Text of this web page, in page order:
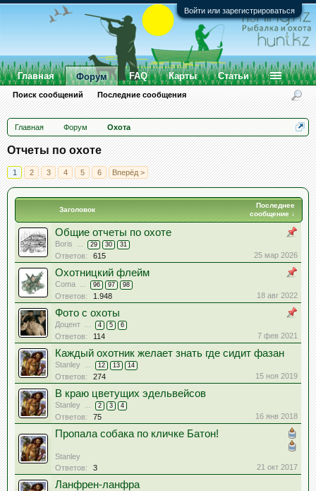
Войти или зарегистрироваться
Главная Форум Охота
Отчеты по охоте
1 2 3 4 5 6 Вперёд >
Заголовок
Последнее
сообщение ↓
Общие отчеты по охоте
Boris ... 29 30 31
Ответов: 615 25 мар 2026
Охотницкий флейм
Coma ... 96 97 98
Ответов: 1.948 18 авг 2022
Фото с охоты
Доцент ... 4 5 6
Ответов: 114 7 фев 2021
Каждый охотник желает знать где сидит фазан
Stanley ... 12 13 14
Ответов: 274 15 ноя 2019
В краю цветущих эдельвейсов
Stanley ... 2 3 4
Ответов: 75 16 янв 2018
Пропала собака по кличке Батон!
Stanley
Ответов:
3 21 окт 2017
Ланфрен-ланфра
Главная Форум
Поиск сообщений Последние сообщения
FAQ Карты Статьи